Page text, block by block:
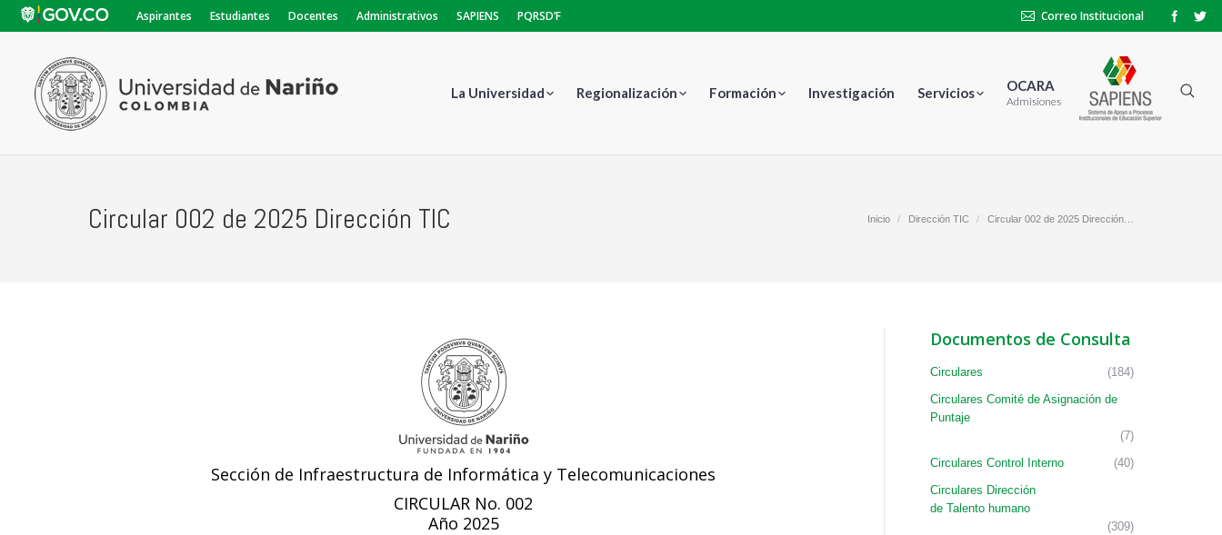
Aspirantes Estudiantes Docentes Administrativos SAPIENS PQRSD’F Correo Institucional
La Universidad Regionalización Formación Investigación Servicios OCARA
Admisiones
Circular 002 de 2025 Dirección TIC Inicio Dirección TIC Circular 002 de 2025 Dirección…
Sección de Infraestructura de Informática y Telecomunicaciones
CIRCULAR No. 002
Año 2025
Documentos de Consulta
Circulares
(184)
Circulares Comité de Asignación de
Puntaje
(7)
Circulares Control Interno
(40)
Circulares Dirección
de Talento humano
(309)